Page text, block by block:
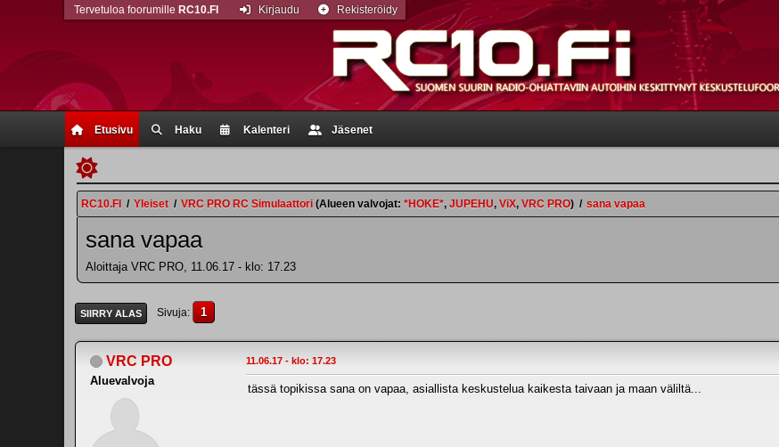
Etusivu Haku Kalenteri Jäsenet
Tervetuloa foorumille RC10.FI Kirjaudu Rekisteröidy
RC10.FI / Yleiset / VRC PRO RC Simulaattori (Alueen valvojat: *HOKE*, JUPEHU, ViX, VRC PRO) / sana vapaa
sana vapaa
Aloittaja VRC PRO, 11.06.17 - klo: 17.23
SIIRRY ALAS Sivuja 1
VRC PRO
Aluevalvoja
11.06.17 - klo: 17.23
tässä topikissa sana on vapaa, asiallista keskustelua kaikesta taivaan ja maan väliltä...